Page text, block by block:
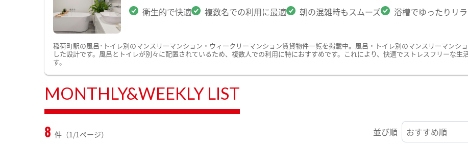
衛生的で快適 複数名での利用に最適 朝の混雑時もスムーズ 浴槽でゆったりリ
稲荷町駅の風呂･トイレ別のマンスリーマンション・ウィークリーマンション賃貸物件一覧を掲載中。風呂・トイレ別のマンスリーマンシ
した設計です。風呂とトイレが別々に配置されているため、複数人での利用に特におすすめです。これにより、快適でストレスフリーな
す。
MONTHLY&WEEKLY LIST
8 件（1/1ページ） 並び順